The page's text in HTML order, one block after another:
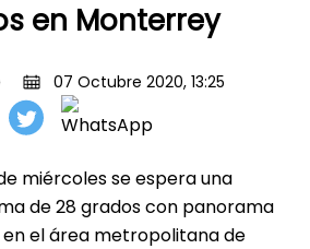
en Monterrey
07 Octubre 2020, 13:25
miércoles se espera una
de 28 grados con panorama
el área metropolitana de